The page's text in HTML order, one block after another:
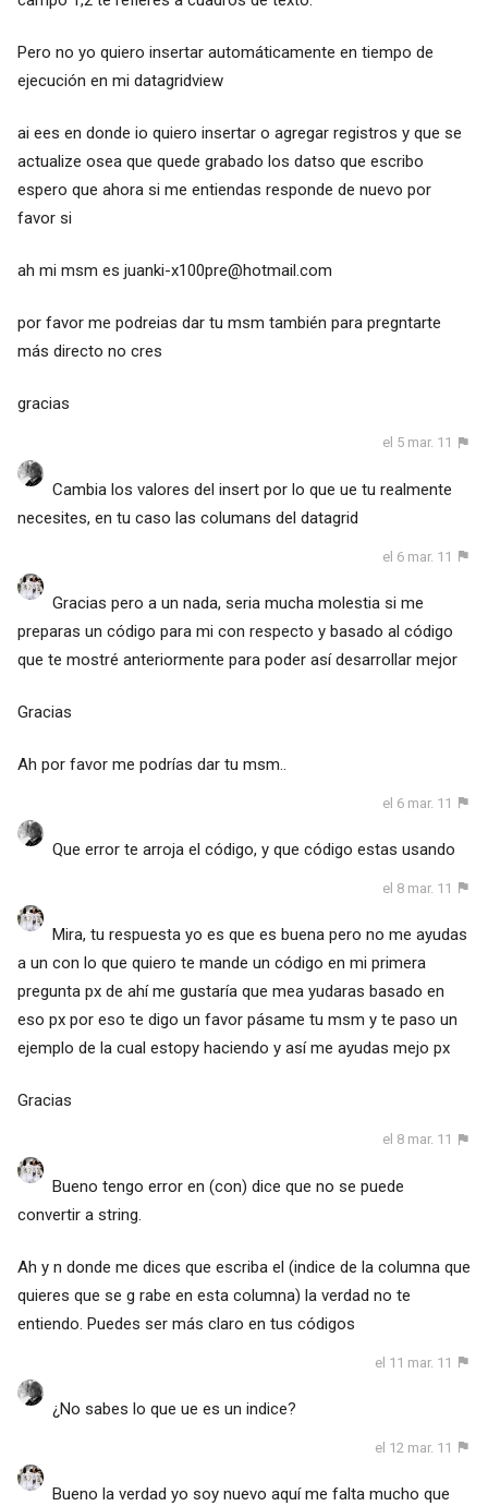
Pero no yo quiero insertar automáticamente en tiempo de
ejecución en mi datagridview
ai ees en donde io quiero insertar o agregar registros y que se
actualize osea que quede grabado los datso que escribo
espero que ahora si me entiendas responde de nuevo por
favor si
ah mi msm es juanki-x100pre@hotmail.com
por favor me podreias dar tu msm también para pregntarte
más directo no cres
gracias
el 5 mar. 11
Cambia los valores del insert por lo que ue tu realmente
necesites, en tu caso las columans del datagrid
el 6 mar. 11
Gracias pero a un nada, seria mucha molestia si me
preparas un código para mi con respecto y basado al código
que te mostré anteriormente para poder así desarrollar mejor
Gracias
Ah por favor me podrías dar tu msm..
el 6 mar. 11
Que error te arroja el código, y que código estas usando
el 8 mar. 11
Mira, tu respuesta yo es que es buena pero no me ayudas
a un con lo que quiero te mande un código en mi primera
pregunta px de ahí me gustaría que mea yudaras basado en
eso px por eso te digo un favor pásame tu msm y te paso un
ejemplo de la cual estopy haciendo y así me ayudas mejo px
Gracias
el 8 mar. 11
Bueno tengo error en (con) dice que no se puede
convertir a string.
Ah y n donde me dices que escriba el (indice de la columna que
quieres que se g rabe en esta columna) la verdad no te
entiendo. Puedes ser más claro en tus códigos
el 11 mar. 11
¿No sabes lo que ue es un indice?
el 12 mar. 11
Bueno la verdad yo soy nuevo aquí me falta mucho que